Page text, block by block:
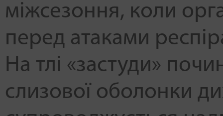
міжсезоння, коли
перед атаками
На тлі «застуди»
слизової оболонки